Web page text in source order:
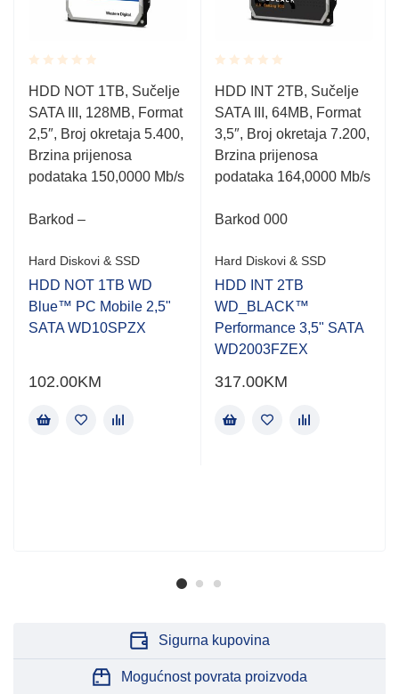
Rated
0.001
out
of
5
HDD NOT 1TB, Sučelje
SATA III, 128MB, Format
2,5″, Broj okretaja 5.400,
Brzina prijenosa
podataka 150,0000 Mb/s
Barkod –
Hard Diskovi & SSD
HDD NOT 1TB WD
Blue™ PC Mobile 2,5"
SATA WD10SPZX
102.00KM
Rated
0.001
out
of
5
HDD INT 2TB, Sučelje
SATA III, 64MB, Format
3,5″, Broj okretaja 7.200,
Brzina prijenosa
podataka 164,0000 Mb/s
Barkod 000
Hard Diskovi & SSD
HDD INT 2TB
WD_BLACK™
Performance 3,5" SATA
WD2003FZEX
317.00KM
Sigurna kupovina
Mogućnost povrata proizvoda